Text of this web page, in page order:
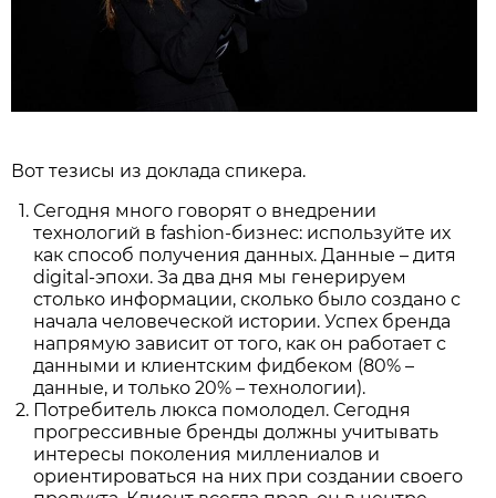
Вот тезисы из доклада спикера.
Сегодня много говорят о внедрении
технологий в fashion-бизнес: используйте их
как способ получения данных. Данные – дитя
digital-эпохи. За два дня мы генерируем
столько информации, сколько было создано с
начала человеческой истории. Успех бренда
напрямую зависит от того, как он работает с
данными и клиентским фидбеком (80% –
данные, и только 20% – технологии).
Потребитель люкса помолодел. Сегодня
прогрессивные бренды должны учитывать
интересы поколения миллениалов и
ориентироваться на них при создании своего